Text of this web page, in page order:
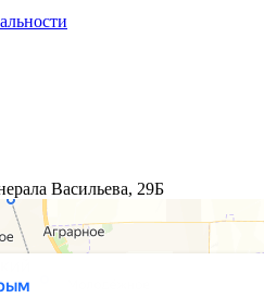
Васильева, 29Б